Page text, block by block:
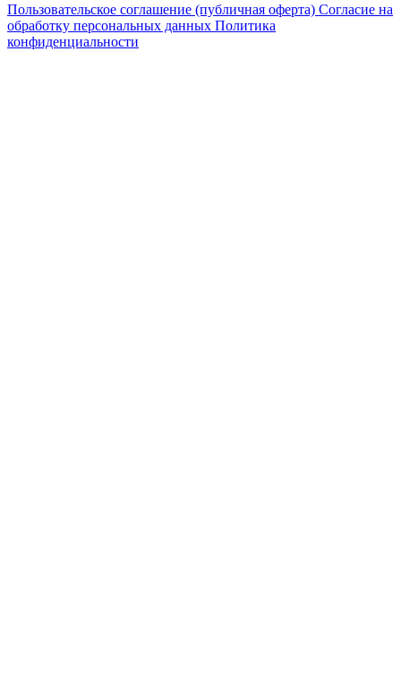
Пользовательское соглашение (публичная оферта) Согласие на
обработку персональных данных Политика
конфиденциальности